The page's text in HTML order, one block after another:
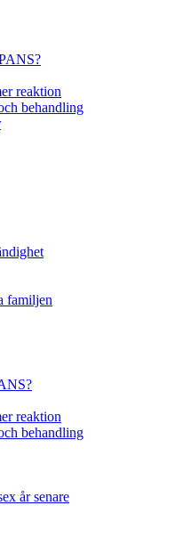
reaktion
behandling
familjen
reaktion
behandling
år senare